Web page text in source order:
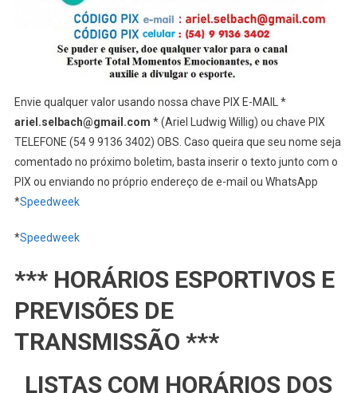
Envie qualquer valor usando nossa chave PIX E-MAIL *
ariel.selbach@gmail.com * (Ariel Ludwig Willig) ou chave PIX
TELEFONE (54 9 9136 3402) OBS. Caso queira que seu nome seja
comentado no próximo boletim, basta inserir o texto junto com o
PIX ou enviando no próprio endereço de e-mail ou WhatsApp
*Speedweek
*Speedweek
*** HORÁRIOS ESPORTIVOS E
PREVISÕES DE
TRANSMISSÃO ***
LISTAS COM HORÁRIOS DOS